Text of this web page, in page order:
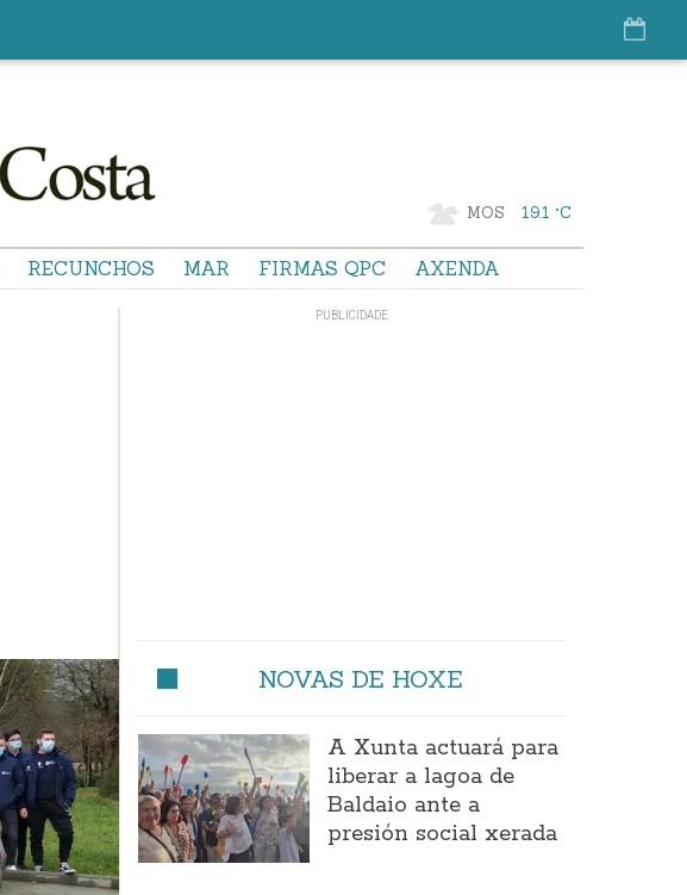
MOS 19.1 °C
RECUNCHOS MAR FIRMAS QPC AXENDA
NOVAS DE HOXE
A Xunta actuará para
liberar a lagoa de
Baldaio ante a
presión social xerada